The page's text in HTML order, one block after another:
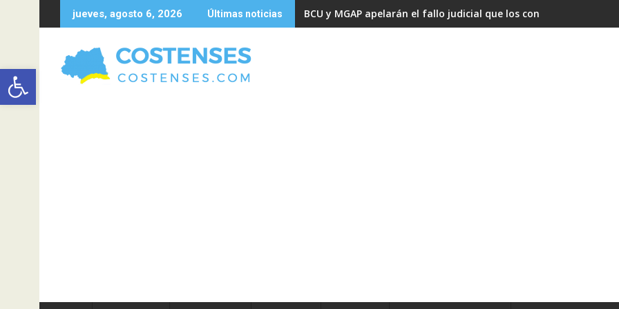
Abrir barra de herramientas
al
jueves, agosto 6, 2026 Últimas noticias BCU y MGAP apelarán el fallo judicial que los condenó por